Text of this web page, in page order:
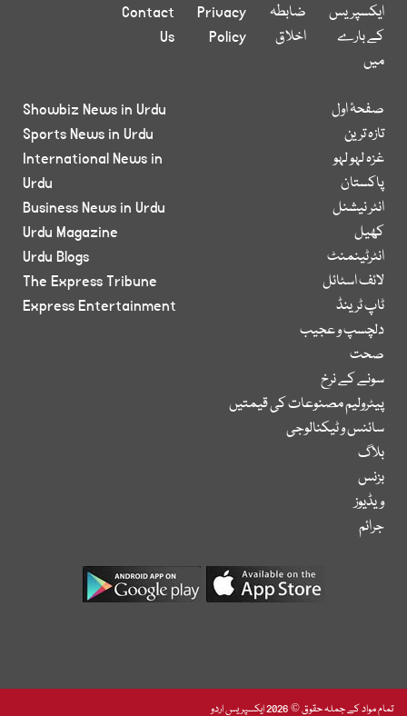
ایکسپریس
کے بارے
میں
ضابطہ
اخلاق
Privacy
Policy
Contact
Us
صفحۂ اول
تازہ ترین
غزہ لہو لہو
پاکستان
انٹر نیشنل
کھیل
انٹرٹینمنٹ
لائف اسٹائل
ٹاپ ٹرینڈ
دلچسپ و عجیب
صحت
سونے کے نرخ
پیٹرولیم مصنوعات کی قیمتیں
سائنس و ٹیکنالوجی
بلاگ
بزنس
ویڈیوز
جرائم
Showbiz News in Urdu
Sports News in Urdu
International News in
Urdu
Business News in Urdu
Urdu Magazine
Urdu Blogs
The Express Tribune
Express Entertainment
تمام مواد کے جملہ حقوق © 2026 ایکسپریس اردو